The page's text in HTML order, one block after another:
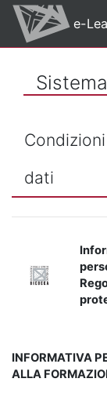
Vai al contenuto
e-
Sistema
dati
INFORMATIVA
ALLA